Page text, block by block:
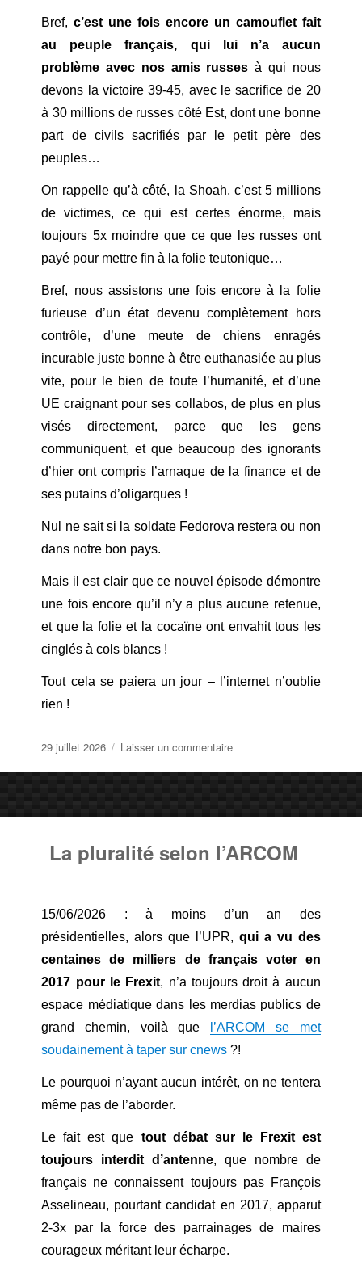
Bref,c’est une fois encore un camouflet fait
au peuple français, qui lui n’a aucun
problème avec nos amis russes à qui nous
devons la victoire 39-45, avec le sacrifice de 20
à 30 millions de russes côté Est, dont une bonne
part de civils sacrifiés par le petit père des
peuples…
On rappelle qu’à côté, la Shoah, c’est 5 millions
de victimes, ce qui est certes énorme, mais
toujours 5x moindre que ce que les russes ont
payé pour mettre fin à la folie teutonique…
Bref, nous assistons une fois encore à la folie
furieuse d’un état devenu complètement hors
contrôle, d’une meute de chiens enragés
incurable juste bonne à être euthanasiée au plus
vite, pour le bien de toute l’humanité, et d’une
UE craignant pour ses collabos, de plus en plus
visés directement, parce que les gens
communiquent, et que beaucoup des ignorants
d’hier ont compris l’arnaque de la finance et de
ses putains d’oligarques !
Nul ne sait si la soldate Fedorova restera ou non
dans notre bon pays.
Mais il est clair que ce nouvel épisode démontre
une fois encore qu’il n’y a plus aucune retenue,
et que la folie et la cocaïne ont envahit tous les
cinglés à cols blancs !
Tout cela se paiera un jour – l’internet n’oublie
rien !
Publié
29 juillet 2026 Laisser un commentairesur
la
Fedorova
La pluralité selon l’ARCOM
15/06/2026 : à moins d’un an des
présidentielles, alors que l’UPR, qui a vu des
centaines de milliers de français voter en
2017 pour le Frexit, n’a toujours droit à aucun
espace médiatique dans les merdias publics de
grand chemin, voilà que
l’ARCOM se met
soudainement à taper sur cnews ?!
Le pourquoi n’ayant aucun intérêt, on ne tentera
même pas de l’aborder.
Le fait est que tout débat sur le Frexit est
toujours interdit d’antenne, que nombre de
français ne connaissent toujours pas François
Asselineau, pourtant candidat en 2017, apparut
2-3x par la force des parrainages de maires
courageux méritant leur écharpe.